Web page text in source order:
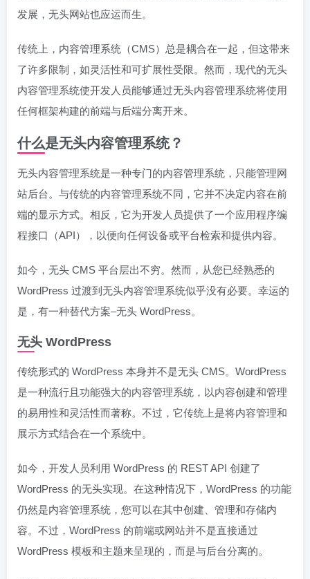
发展，无头网站也应运而生。
传统上，内容管理系统（CMS）总是耦合在一起，但这带来
了许多限制，如灵活性和可扩展性受限。然而，现代的无头
内容管理系统使开发人员能够通过无头内容管理系统将使用
任何框架构建的前端与后端分离开来。
什么是无头内容管理系统？
无头内容管理系统是一种专门的内容管理系统，只能管理网
站后台。与传统的内容管理系统不同，它并不决定内容在前
端的显示方式。相反，它为开发人员提供了一个应用程序编
程接口（API），以便向任何设备或平台检索和提供内容。
如今，无头 CMS 平台层出不穷。然而，从您已经熟悉的
WordPress 过渡到无头内容管理系统似乎没有必要。幸运的
是，有一种替代方案–无头 WordPress。
无头 WordPress
传统形式的 WordPress 本身并不是无头 CMS。WordPress
是一种流行且功能强大的内容管理系统，以内容创建和管理
的易用性和灵活性而著称。不过，它传统上是将内容管理和
展示方式结合在一个系统中。
如今，开发人员利用 WordPress 的 REST API 创建了
WordPress 的无头实现。在这种情况下，WordPress 的功能
仍然是内容管理系统，您可以在其中创建、管理和存储内
容。不过，WordPress 的前端或网站并不是直接通过
WordPress 模板和主题来呈现的，而是与后台分离的。